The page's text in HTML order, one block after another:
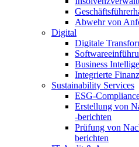
Abwehr von
Digital
Digitale
Business
Integrierte
Sustainability Services
ESG-
Erstellung von
-berichten
Prüfung von
berichten